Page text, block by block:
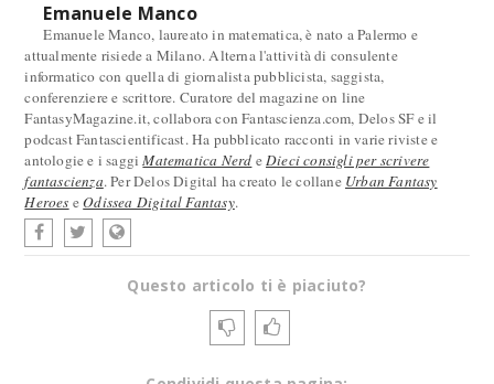
Emanuele Manco
Emanuele Manco, laureato in matematica, è nato a Palermo e
attualmente risiede a Milano. Alterna l'attività di consulente
informatico con quella di giornalista pubblicista, saggista,
conferenziere e scrittore. Curatore del magazine on line
FantasyMagazine.it, collabora con Fantascienza.com, Delos SF e il
podcast Fantascientificast. Ha pubblicato racconti in varie riviste e
antologie e i saggiMatematica Nerd eDieci consigli per scrivere
fantascienza. Per Delos Digital ha creato le collane Urban Fantasy
Heroes eOdissea Digital Fantasy.
Questo articolo ti è piaciuto?